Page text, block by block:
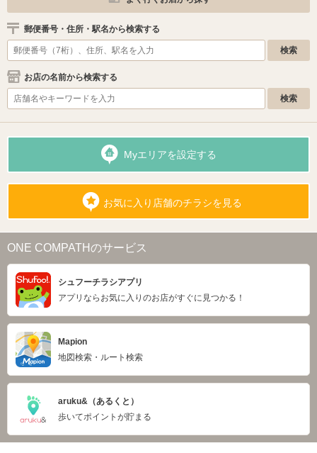
郵便番号・住所・駅名から検索する
お店の名前から検索する
Myエリアを設定する
お気に入り店舗のチラシを見る
ONE COMPATHのサービス
シュフーチラシアプリ
アプリならお気に入りのお店がすぐに見つかる！
Mapion
地図検索・ルート検索
aruku&（あるくと）
歩いてポイントが貯まる